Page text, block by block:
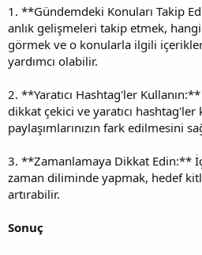
1. **Gündemdeki Konuları Takip
anlık gelişmeleri takip etmek, hangi
görmek ve o konularla ilgili
yardımcı olabilir.
2. **Yaratıcı Hashtag'ler
dikkat çekici ve yaratıcı hashtag'ler
paylaşımlarınızın fark edilmesini
3. **Zamanlamaya Dikkat Edin:**
zaman diliminde yapmak, hedef
artırabilir.
Sonuç